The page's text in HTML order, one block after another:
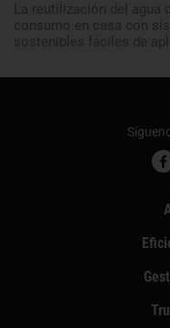
La reutilización del agua
consumo en casa con
sostenibles fáciles de